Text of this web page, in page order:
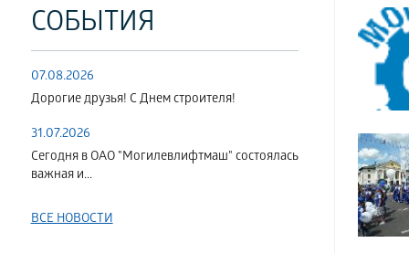
СОБЫТИЯ
07.08.2026
Дорогие друзья! С Днем строителя!
31.07.2026
Сегодня в ОАО "Могилевлифтмаш" состоялась
важная и...
ВСЕ НОВОСТИ